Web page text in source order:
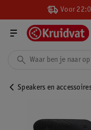
Voor
Speakers en